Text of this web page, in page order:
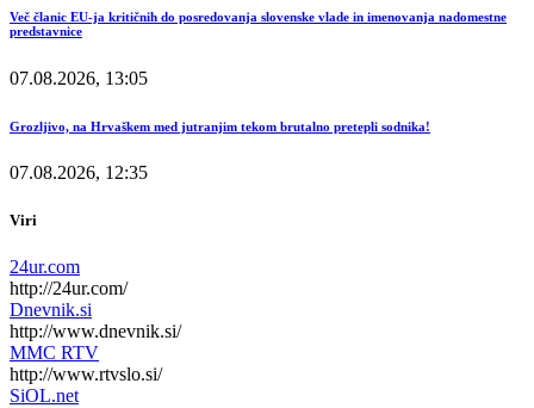
Več članic EU-ja kritičnih do posredovanja slovenske vlade in imenovanja nadomestne
predstavnice
07.08.2026, 13:05
Grozljivo, na Hrvaškem med jutranjim tekom brutalno pretepli sodnika!
07.08.2026, 12:35
Viri
24ur.com
http://24ur.com/
Dnevnik.si
http://www.dnevnik.si/
MMC RTV
http://www.rtvslo.si/
SiOL.net